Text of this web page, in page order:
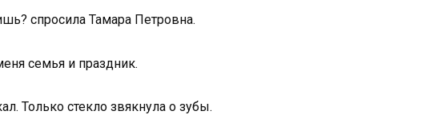
спросила Тамара Петровна.
семья и праздник.
Только стекло звякнула о зубы.